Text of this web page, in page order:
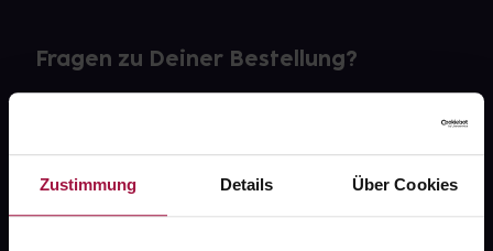
Zustimmung Details Über Cookies
Fragen zu Deiner Bestellung?